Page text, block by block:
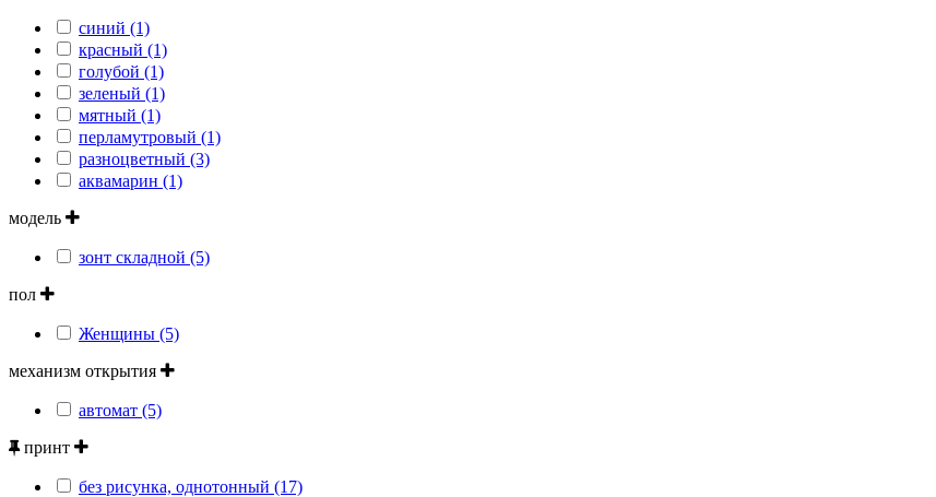
синий (1)
красный (1)
голубой (1)
зеленый (1)
мятный (1)
перламутровый (1)
разноцветный (3)
аквамарин (1)
модель
зонт складной (5)
пол
Женщины (5)
механизм открытия
автомат (5)
принт
без рисунка, однотонный (17)